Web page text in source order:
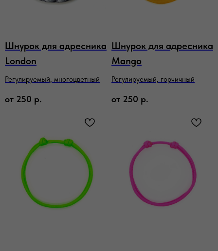
Шнурок для адресника
London
Регулируемый, многоцветный
от 250 р.
Шнурок для адресника
Mango
Регулируемый, горчичный
от 250 р.